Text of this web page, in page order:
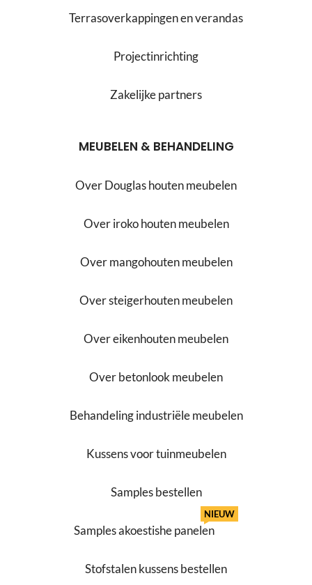
Terrasoverkappingen en verandas
Projectinrichting
Zakelijke partners
MEUBELEN & BEHANDELING
Over Douglas houten meubelen
Over iroko houten meubelen
Over mangohouten meubelen
Over steigerhouten meubelen
Over eikenhouten meubelen
Over betonlook meubelen
Behandeling industriële meubelen
Kussens voor tuinmeubelen
Samples bestellen
Samples akoestishe panelen
NIEUW
Stofstalen kussens bestellen